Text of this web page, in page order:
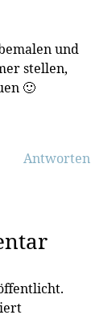
und
stellen,
🙂
Antworten